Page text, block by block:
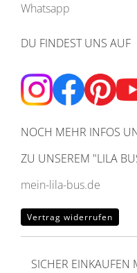
Whatsapp
DU FINDEST UNS AUF
NOCH MEHR INFOS
ZU UNSEREM "LILA
mein-lila-bus.de
Vertrag widerrufen
SICHER EINKAUFEN